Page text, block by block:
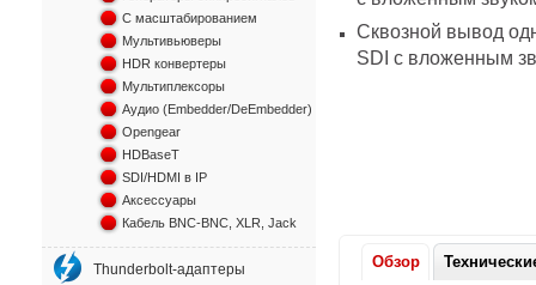
С масштабированием
Мультивьюверы
HDR конвертеры
Мультиплексоры
Аудио (Embedder/DeEmbedder)
Opengear
HDBaseT
SDI/HDMI в IP
Аксессуары
Кабель BNC-BNC, XLR, Jack
Thunderbolt-адаптеры
Сквозной вывод
SDI с вложенным
Обзор